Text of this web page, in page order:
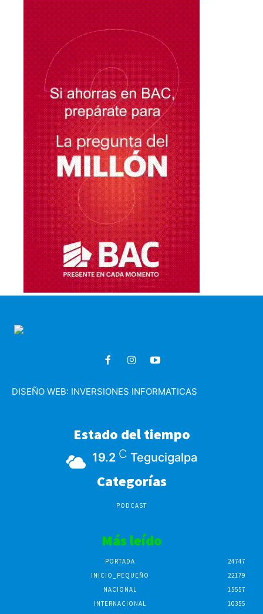
DISEÑO WEB: INVERSIONES INFORMATICAS
Estado del tiempo
19.2 C Tegucigalpa
Categorías
PODCAST
Más leído
PORTADA
24747
INICIO_PEQUEÑO
22179
NACIONAL
15557
INTERNACIONAL
10355